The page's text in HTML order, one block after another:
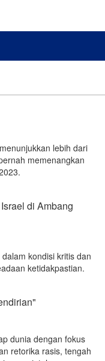
lebih dari
memenangkan
di Ambang
kondisi kritis dan
ketidakpastian.
dunia dengan fokus
retorika rasis, tengah